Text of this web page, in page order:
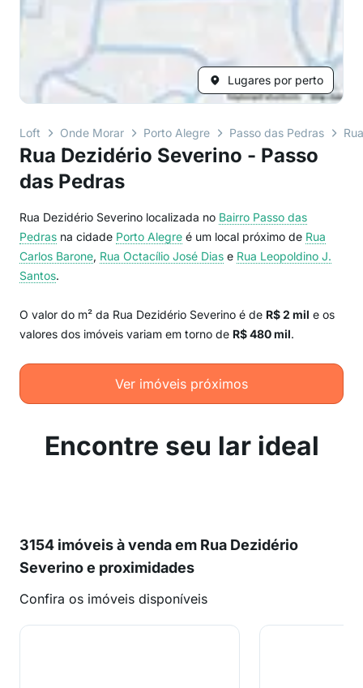
Lugares por perto
Loft Onde Morar Porto Alegre Passo das Pedras
Rua Dezidério Severino - Passo
das Pedras
Rua Dezidério Severino localizada no Bairro Passo das
Pedras na cidade Porto Alegre é um local próximo de Rua
Carlos Barone, Rua Octacílio José Dias e Rua Leopoldino J.
Santos.
O valor do m² da Rua Dezidério Severino é de R$ 2 mil e os
valores dos imóveis variam em torno de R$ 480 mil.
Ver imóveis próximos
Encontre seu lar ideal
3154 imóveis à venda em Rua Dezidério
Severino e proximidades
Confira os imóveis disponíveis